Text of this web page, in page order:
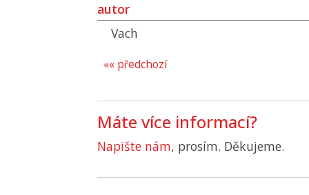
autor
Vach
«« předchozí
Máte více informací?
Napište nám, prosím. Děkujeme.